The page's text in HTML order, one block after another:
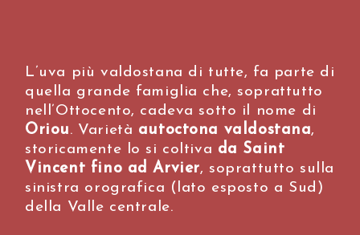
L’uva più valdostana di tutte, fa parte di
quella grande famiglia che, soprattutto
nell’Ottocento, cadeva sotto il nome di
Oriou. Varietà autoctona valdostana,
storicamente lo si coltiva da Saint
Vincent fino ad Arvier, soprattutto sulla
sinistra orografica (lato esposto a Sud)
della Valle centrale.